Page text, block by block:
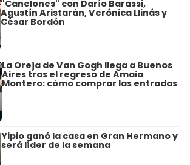
"Canelones" con Darío Barassi,
Agustín Aristarán, Verónica Llinás y
César Bordón
La Oreja de Van Gogh llega a Buenos
Aires tras el regreso de Amaia
Montero: cómo comprar las entradas
Yipio ganó la casa en Gran Hermano y
será líder de la semana